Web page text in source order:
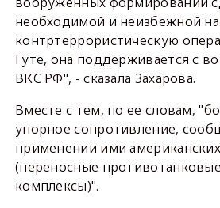
необходимой и неизбежной
контртеррористическую
Гуте, она поддерживается с
ВКС РФ", - сказала Захарова.
Вместе с тем, по ее словам,
упорное сопротивление,
применении ими
(переносные
комплексы)".